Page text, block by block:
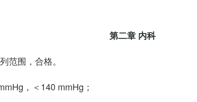
第二章 内科
范围，合格。
，＜140 mmHg；